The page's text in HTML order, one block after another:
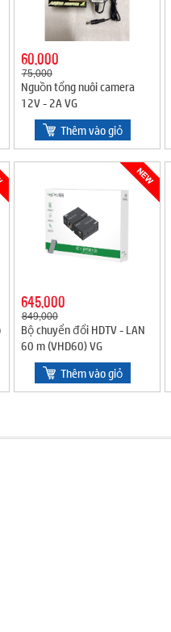
60,000
75,000
Nguồn tổng nuôi camera
12V - 2A VG
Thêm vào giỏ
645,000
849,000
Bộ chuyển đổi HDTV - LAN
60 m (VHD60) VG
Thêm vào giỏ